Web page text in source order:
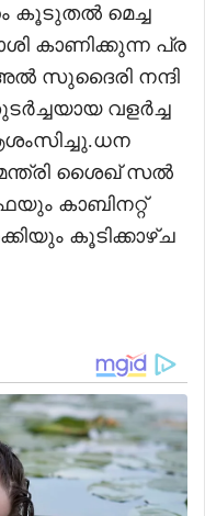
കൂടുതൽ മെച്ച
കാണിക്കുന്ന പ്ര
സുദൈരി നന്ദി
വളർച്ച
മന്ത്രി ശൈഖ് സൽ
കാബിനറ്റ്
കൂടിക്കാഴ്ച